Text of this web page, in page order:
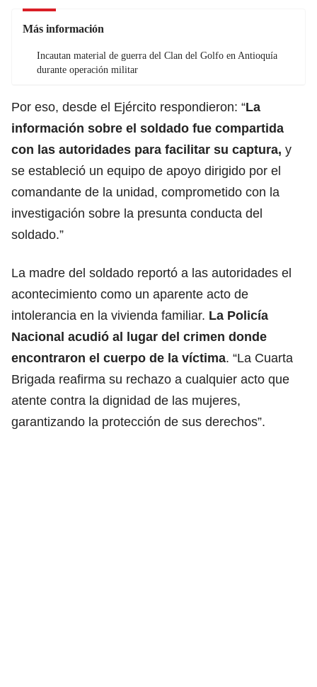
Más información
Incautan material de guerra del Clan del Golfo en Antioquía
durante operación militar
Por eso, desde el Ejército respondieron: “La
información sobre el soldado fue compartida
con las autoridades para facilitar su captura, y
se estableció un equipo de apoyo dirigido por el
comandante de la unidad, comprometido con la
investigación sobre la presunta conducta del
soldado.”
La madre del soldado reportó a las autoridades el
acontecimiento como un aparente acto de
intolerancia en la vivienda familiar. La Policía
Nacional acudió al lugar del crimen donde
encontraron el cuerpo de la víctima. “La Cuarta
Brigada reafirma su rechazo a cualquier acto que
atente contra la dignidad de las mujeres,
garantizando la protección de sus derechos”.